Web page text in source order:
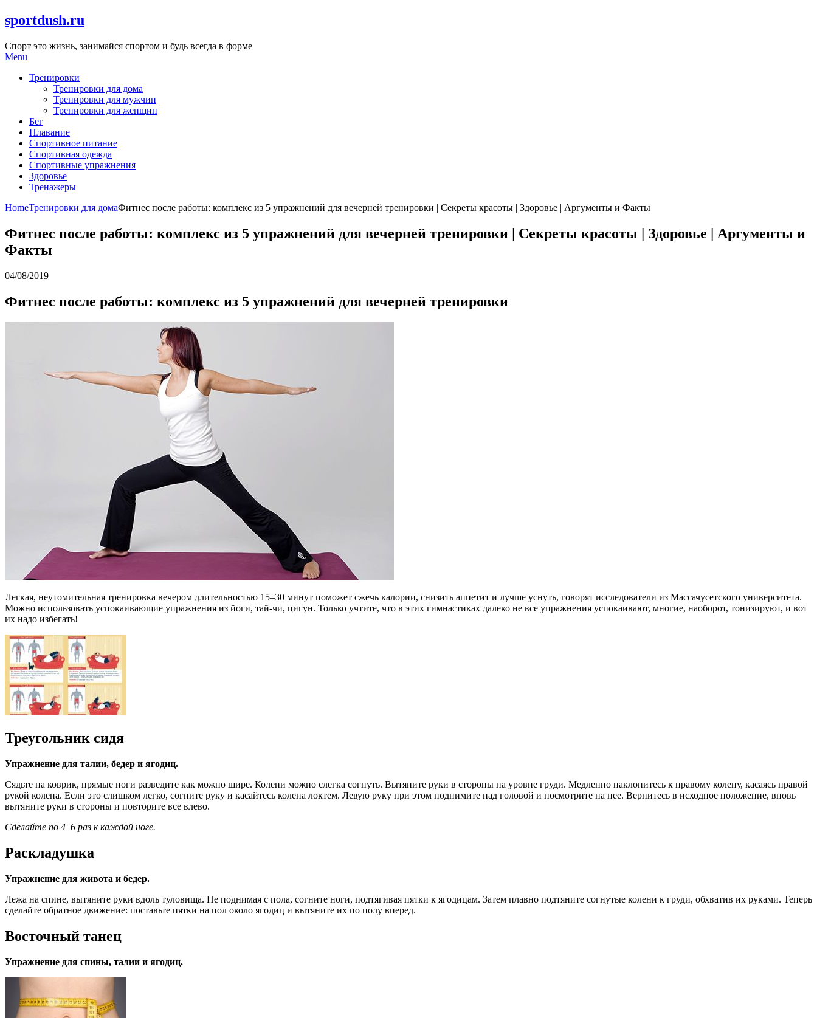
Skip
to
sportdush.ru
Спорт это жизнь, занимайся спортом и будь всегда в форме
Menu
Тренировки
Тренировки для дома
Тренировки для мужчин
Тренировки для женщин
Бег
Плавание
Спортивное питание
Спортивная одежда
Спортивные упражнения
Здоровье
Тренажеры
HomeТренировки для домаФитнес после работы: комплекс из 5 упражнений для вечерней тренировки | Секреты красоты | Здоровье | Аргументы и Факты
Фитнес после работы: комплекс из 5 упражнений для вечерней тренировки | Секреты красоты | Здоровье | Аргументы и
Факты
04/08/2019
Фитнес после работы: комплекс из 5 упражнений для вечерней тренировки
Легкая, неутомительная тренировка вечером длительностью 15–30 минут поможет сжечь калории, снизить аппетит и лучше уснуть, говорят исследователи из Массачусетского университета.
Можно использовать успокаивающие упражнения из йоги, тай-чи, цигун. Только учтите, что в этих гимнастиках далеко не все упражнения успокаивают, многие, наоборот, тонизируют, и вот
их надо избегать!
Треугольник сидя
Упражнение для талии, бедер и ягодиц.
Сядьте на коврик, прямые ноги разведите как можно шире. Колени можно слегка согнуть. Вытяните руки в стороны на уровне груди. Медленно наклонитесь к правому колену, касаясь правой
рукой колена. Если это слишком легко, согните руку и касайтесь колена локтем. Левую руку при этом поднимите над головой и посмотрите на нее. Вернитесь в исходное положение, вновь
вытяните руки в стороны и повторите все влево.
Сделайте по 4–6 раз к каждой ноге.
Раскладушка
Упражнение для живота и бедер.
Лежа на спине, вытяните руки вдоль туловища. Не поднимая с пола, согните ноги, подтягивая пятки к ягодицам. Затем плавно подтяните согнутые колени к груди, обхватив их руками. Теперь
сделайте обратное движение: поставьте пятки на пол около ягодиц и вытяните их по полу вперед.
Восточный танец
Упражнение для спины, талии и ягодиц.